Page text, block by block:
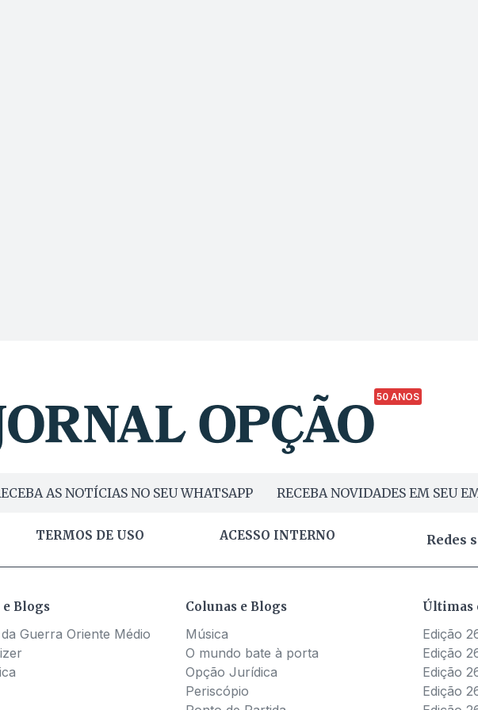
50 ANOS
AS NOTÍCIAS NO SEU WHATSAPP RECEBA NOVIDADES EM SEU
TERMOS DE USO ACESSO INTERNO Redes
e Blogs
Guerra Oriente Médio
Colunas e Blogs
Música
O mundo bate à porta
Opção Jurídica
Periscópio
Últimas
Edição
Edição
Edição
Edição